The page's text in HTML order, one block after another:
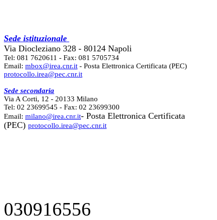
Sede istituzionale
Via Diocleziano 328 - 80124 Napoli
Tel: 081 7620611 - Fax: 081 5705734
Email: mbox@irea.cnr.it - Posta Elettronica Certificata (PEC)
protocollo.irea@pec.cnr.it
Sede secondaria
Via A Corti, 12 - 20133 Milano
Tel: 02 23699545 - Fax: 02 23699300
Email: milano@irea.cnr.it- Posta Elettronica Certificata
(PEC) protocollo.irea@pec.cnr.it
030916556